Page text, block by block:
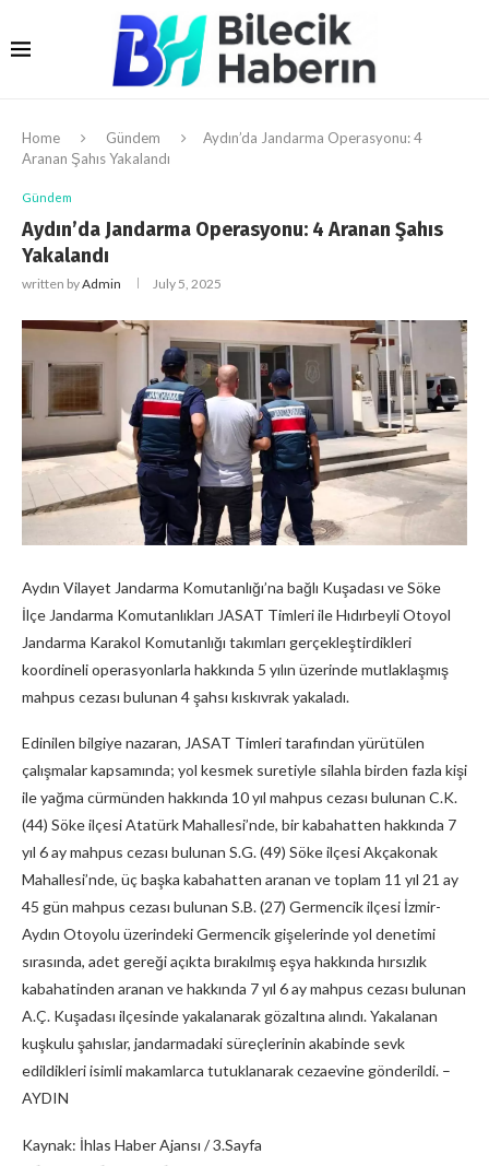
Home Gündem
Aydın’da Jandarma Operasyonu: 4
Aranan Şahıs Yakalandı
Gündem
Aydın’da Jandarma Operasyonu: 4 Aranan Şahıs
Yakalandı
written byAdmin July 5, 2025
Aydın Vilayet Jandarma Komutanlığı’na bağlı Kuşadası ve Söke
İlçe Jandarma Komutanlıkları JASAT Timleri ile Hıdırbeyli Otoyol
Jandarma Karakol Komutanlığı takımları gerçekleştirdikleri
koordineli operasyonlarla hakkında 5 yılın üzerinde mutlaklaşmış
mahpus cezası bulunan 4 şahsı kıskıvrak yakaladı.
Edinilen bilgiye nazaran, JASAT Timleri tarafından yürütülen
çalışmalar kapsamında; yol kesmek suretiyle silahla birden fazla kişi
ile yağma cürmünden hakkında 10 yıl mahpus cezası bulunan C.K.
(44) Söke ilçesi Atatürk Mahallesi’nde, bir kabahatten hakkında 7
yıl 6 ay mahpus cezası bulunan S.G. (49) Söke ilçesi Akçakonak
Mahallesi’nde, üç başka kabahatten aranan ve toplam 11 yıl 21 ay
45 gün mahpus cezası bulunan S.B. (27) Germencik ilçesi İzmir-
Aydın Otoyolu üzerindeki Germencik gişelerinde yol denetimi
sırasında, adet gereği açıkta bırakılmış eşya hakkında hırsızlık
kabahatinden aranan ve hakkında 7 yıl 6 ay mahpus cezası bulunan
A.Ç. Kuşadası ilçesinde yakalanarak gözaltına alındı. Yakalanan
kuşkulu şahıslar, jandarmadaki süreçlerinin akabinde sevk
edildikleri isimli makamlarca tutuklanarak cezaevine gönderildi. –
AYDIN
Kaynak: İhlas Haber Ajansı / 3.Sayfa